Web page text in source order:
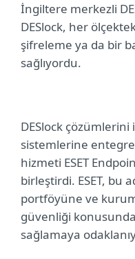
İngiltere merkezli
DESlock, her
şifreleme ya da bir
sağlıyordu.
DESlock çözümlerini
sistemlerine entegre
hizmeti ESET
birleştirdi. ESET, bu
portföyüne ve
güvenliği
sağlamaya